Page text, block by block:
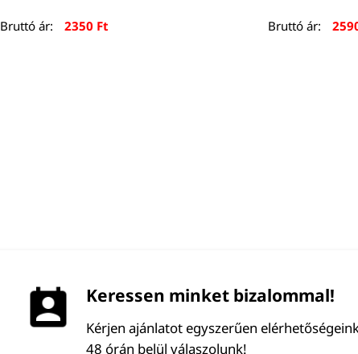
Bruttó ár: 2350 Ft Bruttó ár:
Keressen minket bizalommal!
Kérjen ajánlatot egyszerűen
48 órán belül válaszolunk!